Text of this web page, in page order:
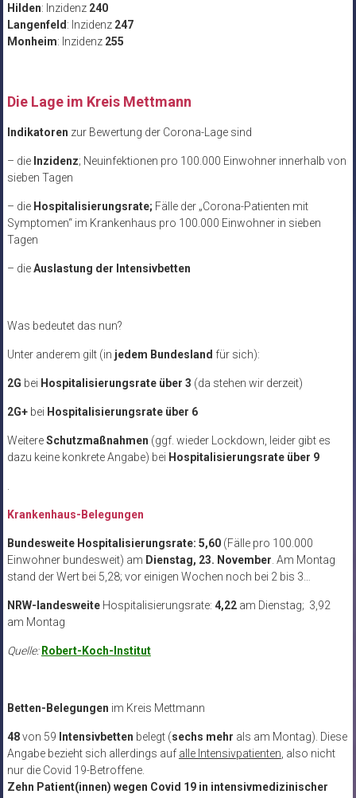
Hilden: Inzidenz240
Langenfeld: Inzidenz247
Monheim: Inzidenz255
Die Lage im Kreis Mettmann
Indikatoren zur Bewertung der Corona-Lage sind
– die Inzidenz; Neuinfektionen pro 100.000 Einwohner innerhalb von
sieben Tagen
– die Hospitalisierungsrate; Fälle der „Corona-Patienten mit
Symptomen“ im Krankenhaus pro 100.000 Einwohner in sieben
Tagen
– dieAuslastung der Intensivbetten
Was bedeutet das nun?
Unter anderem gilt (in jedem Bundesland für sich):
2G bei Hospitalisierungsrate über 3 (da stehen wir derzeit)
2G+bei Hospitalisierungsrate über 6
WeitereSchutzmaßnahmen (ggf. wieder Lockdown, leider gibt es
dazu keine konkrete Angabe) bei Hospitalisierungsrate über 9
Krankenhaus-Belegungen
Bundesweite Hospitalisierungsrate: 5,60 (Fälle pro 100.000
Einwohner bundesweit) am Dienstag, 23. November . Am Montag
stand der Wert bei 5,28; vor einigen Wochen noch bei 2 bis 3…
NRW-landesweiteHospitalisierungsrate: 4,22am Dienstag; 3,92
am Montag
Quelle:Robert-Koch-Institut
Betten-Belegungen im Kreis Mettmann
48von 59 Intensivbetten belegt (sechs mehr als am Montag). Diese
Angabe bezieht sich allerdings auf alle Intensivpatienten , also nicht
nur die Covid 19-Betroffene.
Zehn Patient(innen) wegen Covid 19 in intensivmedizinischer